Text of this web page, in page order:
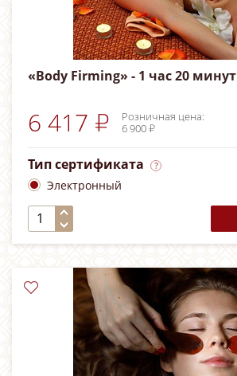
«Body Firming» - 1 час 20 минут
6 417 ₽
Розничная цена:
6 900 ₽
Тип сертификата
Электронный